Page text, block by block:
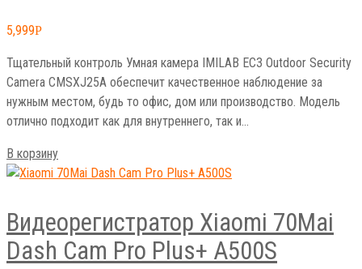
5,999Р
Тщательный контроль Умная камера IMILAB EC3 Outdoor Security
Camera CMSXJ25A обеспечит качественное наблюдение за
нужным местом, будь то офис, дом или производство. Модель
отлично подходит как для внутреннего, так и…
В корзину
Видеорегистратор Xiaomi 70Mai
Dash Cam Pro Plus+ A500S